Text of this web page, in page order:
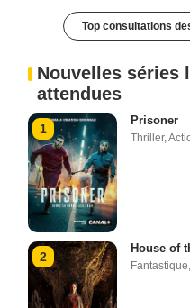
Top consultations
Nouvelles séries
attendues
1
Prisoner
Thriller,
2
House of
Fantastique,